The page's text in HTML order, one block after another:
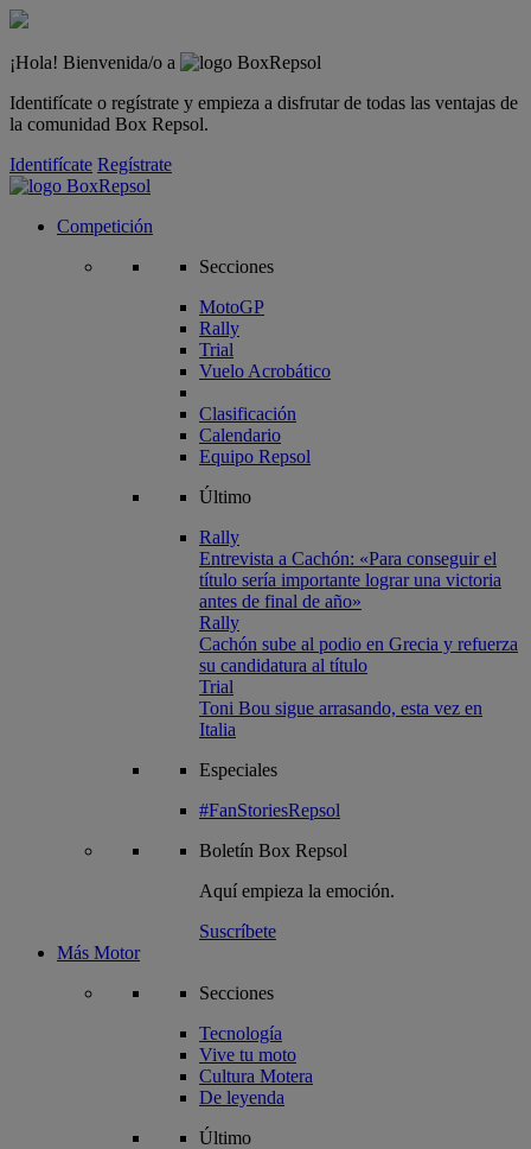
¡Hola! Bienvenida/o a
Identifícate o regístrate y empieza a disfrutar de todas las ventajas de
la comunidad Box Repsol.
Identifícate Regístrate
Competición
Secciones
MotoGP
Rally
Trial
Vuelo Acrobático
Clasificación
Calendario
Equipo Repsol
Último
Rally
Entrevista a Cachón: «Para conseguir el
título sería importante lograr una victoria
antes de final de año»
Rally
Cachón sube al podio en Grecia y refuerza
su candidatura al título
Trial
Toni Bou sigue arrasando, esta vez en
Italia
Especiales
#FanStoriesRepsol
Boletín Box Repsol
Aquí empieza la emoción.
Suscríbete
Más Motor
Secciones
Tecnología
Vive tu moto
Cultura Motera
De leyenda
Último